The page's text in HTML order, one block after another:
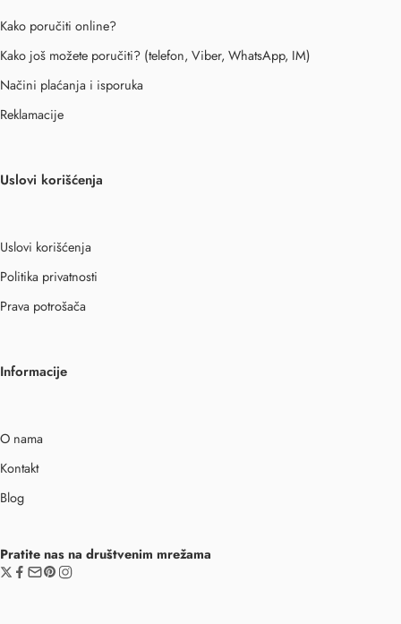
Kako poručiti online?
Kako još možete poručiti? (telefon, Viber, WhatsApp, IM)
Načini plaćanja i isporuka
Reklamacije
Uslovi korišćenja
Uslovi korišćenja
Politika privatnosti
Prava potrošača
Informacije
O nama
Kontakt
Blog
Pratite nas na društvenim mrežama